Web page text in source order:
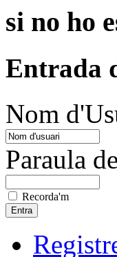
si no ho
Entrada
Nom
Paraula
Recorda'm